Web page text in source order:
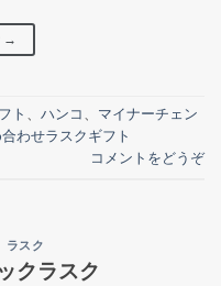
→
ト 、 ハンコ 、 マイナーチェン
わせラスクギフト
コメントをどうぞ
ラスク
クラスク